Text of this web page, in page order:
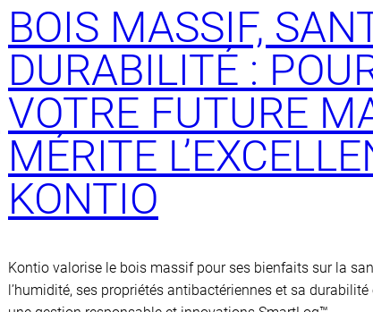
BOIS MASSIF,
DURABILITÉ :
VOTRE FUTURE
MÉRITE
KONTIO
Kontio valorise le bois massif pour ses bienfaits sur la
l’humidité, ses propriétés antibactériennes et sa